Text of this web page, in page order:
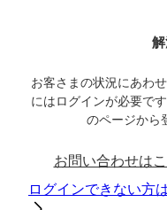
お客さまの状況にあわ
にはログインが必要で
のページから
お問い合わせは
ログインできない方